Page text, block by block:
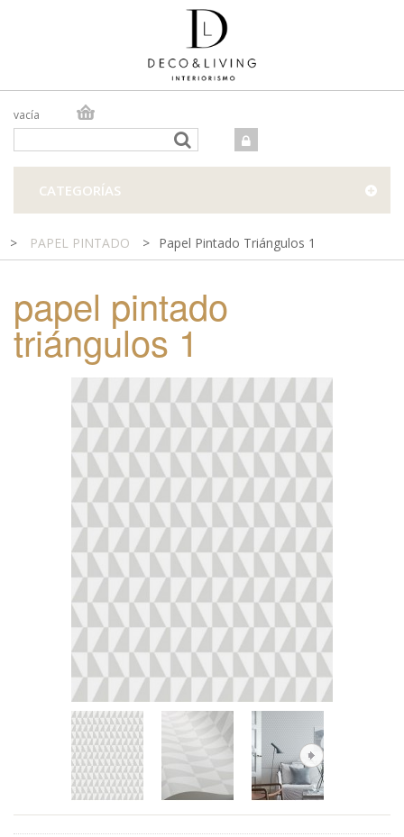
vacía
TIENDA FÍSICA
CATEGORÍAS
> PAPEL PINTADO > Papel Pintado Triángulos 1
papel pintado
triángulos 1